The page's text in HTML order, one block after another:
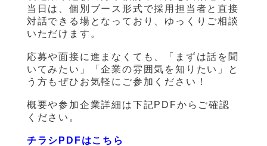
当日は、個別ブース形式で採用担当者と直接
対話できる場となっており、ゆっくりご相談
いただけます。
応募や面接に進まなくても、「まずは話を聞
いてみたい」「企業の雰囲気を知りたい」と
う方もぜひお気軽にご参加ください！
概要や参加企業詳細は下記PDFからご確認
ください。
チラシPDFはこちら